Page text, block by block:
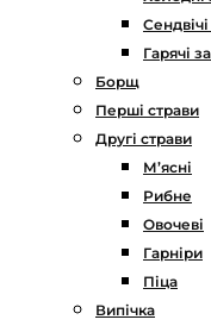
Гарячі
Борщ
Перші страви
Другі страви
М’ясні
Рибне
Овочеві
Гарніри
Піца
Випічка